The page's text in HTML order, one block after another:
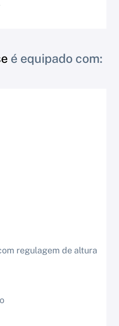
é equipado com:
regulagem de altura